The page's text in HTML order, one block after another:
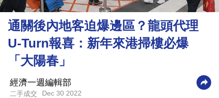
理
財
商
業
科
技
通關後內地客迫爆邊區？龍頭代理
U-Turn報喜：新年來港掃樓必爆
「大陽春」
經濟一週編輯部
二手成交 Dec 30 2022